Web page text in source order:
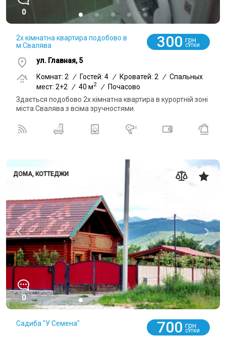
0
2х кімнатна квартира подобово в
м.Свалява
300 грн
СУТКИ
ул. Главная, 5
Комнат: 2 / Гостей: 4 / Кроватей: 2 / Спальных
мест: 2+2
/ 40 м2 /
Почасово
Здається подобово 2х кімнатна квартира в курортній зоні
міста Свалява з всіма зручностями.
ДОМА, КОТТЕДЖИ
0
Садиба "У Семена" 700 грн
СУТКИ